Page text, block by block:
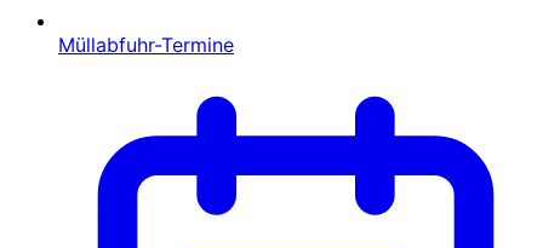
Müllabfuhr-Termine